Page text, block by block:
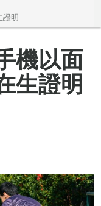
證明
機以面
生證明